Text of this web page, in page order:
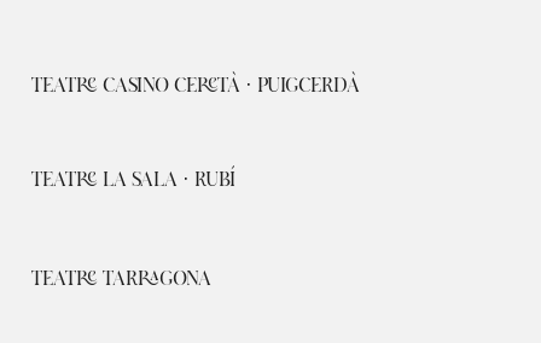
TEATRE CASINO CERETÀ · PUIGCERDÀ
TEATRE LA SALA · RUBÍ
TEATRE TARRAGONA